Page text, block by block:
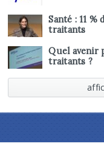
Santé : 11
traitants
Quel avenir
traitants ?